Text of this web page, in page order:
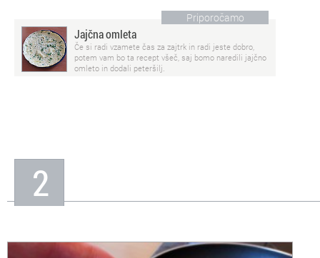
Priporočamo
Jajčna omleta
Če si radi vzamete čas za zajtrk in radi jeste dobro,
potem vam bo ta recept všeč, saj bomo naredili jajčno
omleto in dodali peteršilj.
2